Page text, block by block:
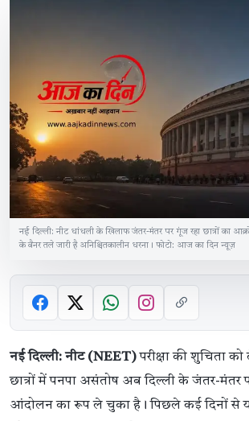
नई दिल्ली: नीट धांधली के खिलाफ जंतर-मंतर पर गूंज रहा छात्रों का
के बैनर तले जारी है अनिश्चितकालीन धरना। फोटो: आज का दिन न्यूज़
नई दिल्ली: नीट (NEET)परीक्षा की शुचिता
छात्रों में पनपा असंतोष अब दिल्ली के जंतर-
आंदोलन का रूप ले चुका है। पिछले कई दिनों से